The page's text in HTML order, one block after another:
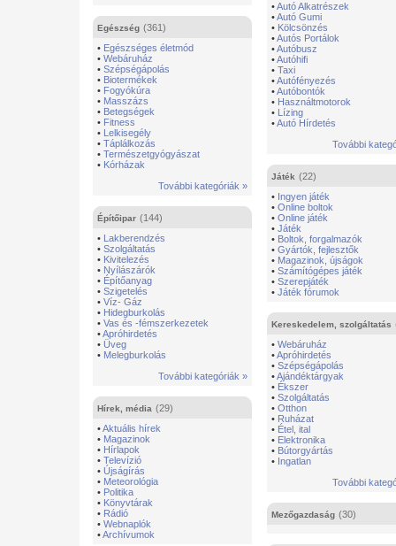
Egészség (361)
• Egészséges életmód
• Webáruház
• Szépségápolás
• Biotermékek
• Fogyókúra
• Masszázs
• Betegségek
• Fitness
• Lelkisegély
• Táplálkozás
• Természetgyógyászat
• Kórházak
További kategóriák »
Építőipar (144)
• Lakberendzés
• Szolgáltatás
• Kivitelezés
• Nyílászárók
• Építőanyag
• Szigetelés
• Víz- Gáz
• Hidegburkolás
• Vas és -fémszerkezetek
•Apróhirdetés
• Üveg
• Melegburkolás
További kategóriák »
Hírek, média (29)
•Aktuális hírek
• Magazinok
• Hírlapok
• Televízió
• Újságírás
• Meteorológia
• Politika
• Könyvtárak
• Rádió
• Webnaplók
•Archívumok
•Autó Alkatrészek
•Autó Gumi
• Kölcsönzés
•Autós Portálok
•Autóbusz
•Autóhifi
• Taxi
•Autófényezés
•Autóbontók
• Használtmotorok
• Lízing
•Autó Hírdetés
További
Játék (22)
• Ingyen játék
• Online boltok
• Online játék
• Játék
• Boltok, forgalmazók
• Gyártók, fejlesztők
• Magazinok, újságok
• Számítógépes játék
• Szerepjáték
• Játék fórumok
Kereskedelem, szolgáltatás
• Webáruház
•Apróhirdetés
• Szépségápolás
•Ajándéktárgyak
• Ékszer
• Szolgáltatás
• Otthon
• Ruházat
• Étel, ital
• Elektronika
• Bútorgyártás
• Ingatlan
További
Mezőgazdaság (30)